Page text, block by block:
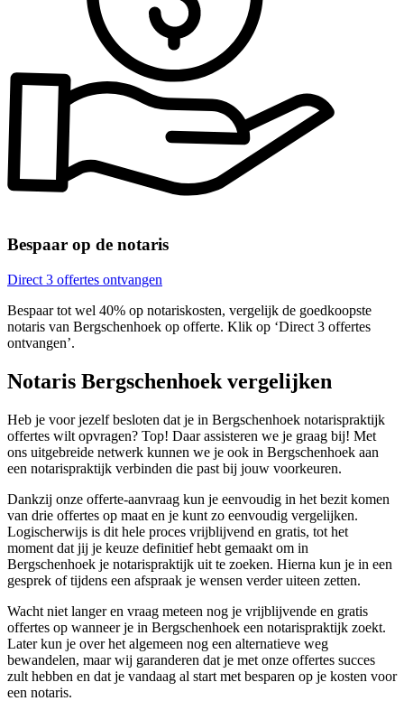
Bespaar op de notaris
Direct 3 offertes ontvangen
Bespaar tot wel 40% op notariskosten, vergelijk de goedkoopste
notaris van Bergschenhoek op offerte. Klik op ‘Direct 3 offertes
ontvangen’.
Notaris Bergschenhoek vergelijken
Heb je voor jezelf besloten dat je in Bergschenhoek notarispraktijk
offertes wilt opvragen? Top! Daar assisteren we je graag bij! Met
ons uitgebreide netwerk kunnen we je ook in Bergschenhoek aan
een notarispraktijk verbinden die past bij jouw voorkeuren.
Dankzij onze offerte-aanvraag kun je eenvoudig in het bezit komen
van drie offertes op maat en je kunt zo eenvoudig vergelijken.
Logischerwijs is dit hele proces vrijblijvend en gratis, tot het
moment dat jij je keuze definitief hebt gemaakt om in
Bergschenhoek je notarispraktijk uit te zoeken. Hierna kun je in een
gesprek of tijdens een afspraak je wensen verder uiteen zetten.
Wacht niet langer en vraag meteen nog je vrijblijvende en gratis
offertes op wanneer je in Bergschenhoek een notarispraktijk zoekt.
Later kun je over het algemeen nog een alternatieve weg
bewandelen, maar wij garanderen dat je met onze offertes succes
zult hebben en dat je vandaag al start met besparen op je kosten voor
een notaris.